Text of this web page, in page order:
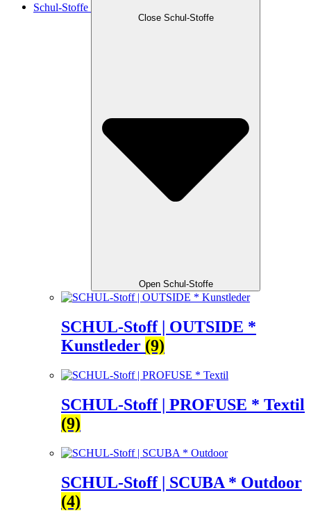
Schul-Stoffe
Close Schul-Stoffe
Open Schul-Stoffe
SCHUL-Stoff | OUTSIDE *
Kunstleder (9)
SCHUL-Stoff | PROFUSE * Textil
(9)
SCHUL-Stoff | SCUBA * Outdoor
(4)